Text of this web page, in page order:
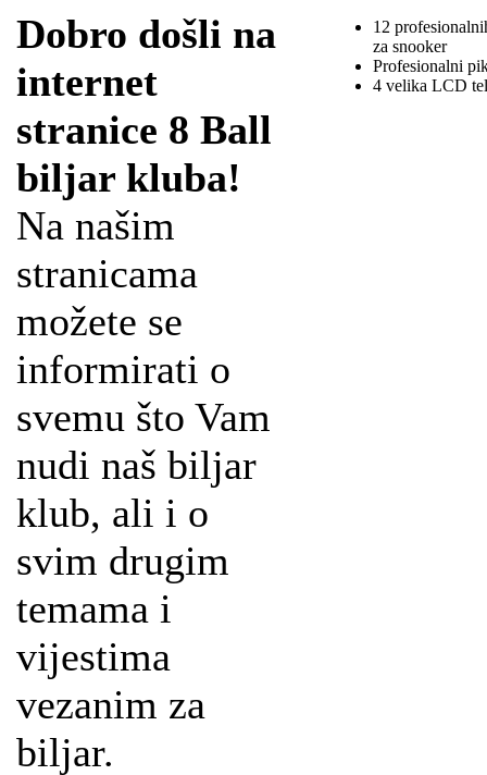
Dobro došli na
internet
stranice 8 Ball
biljar kluba!
Na našim
stranicama
možete se
informirati o
svemu što Vam
nudi naš biljar
klub, ali i o
svim drugim
temama i
vijestima
vezanim za
biljar.
12
za snooker
Profesionalni
4 velika LCD